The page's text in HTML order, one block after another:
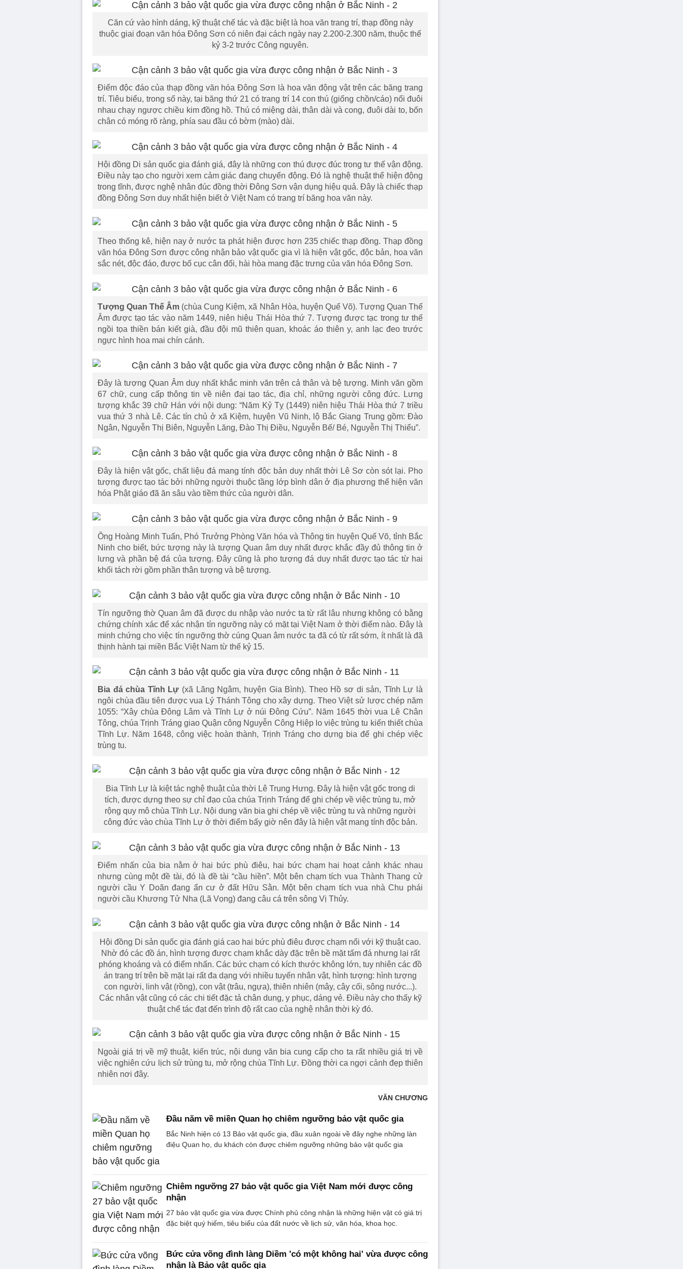
Căn cứ vào hình dáng, kỹ thuật chế tác và đặc biệt là hoa văn trang trí, thạp đồng này
thuộc giai đoạn văn hóa Đông Sơn có niên đại cách ngày nay 2.200-2.300 năm, thuộc thế
kỷ 3-2 trước Công nguyên.
Điểm độc đáo của thạp đồng văn hóa Đông Sơn là hoa văn động vật trên các băng trang
trí. Tiêu biểu, trong số này, tại băng thứ 21 có trang trí 14 con thú (giống chồn/cáo) nối đuôi
nhau chạy ngược chiều kim đồng hồ. Thú có miệng dài, thân dài và cong, đuôi dài to, bốn
chân có móng rõ ràng, phía sau đầu có bờm (mào) dài.
Hội đồng Di sản quốc gia đánh giá, đây là những con thú được đúc trong tư thế vận động.
Điều này tạo cho người xem cảm giác đang chuyển động. Đó là nghệ thuật thể hiện động
trong tĩnh, được nghệ nhân đúc đồng thời Đông Sơn vận dụng hiệu quả. Đây là chiếc thạp
đồng Đông Sơn duy nhất hiện biết ở Việt Nam có trang trí băng hoa văn này.
Theo thống kê, hiện nay ở nước ta phát hiện được hơn 235 chiếc thạp đồng. Thạp đồng
văn hóa Đông Sơn được công nhận bảo vật quốc gia vì là hiện vật gốc, độc bản, hoa văn
sắc nét, độc đáo, được bố cục cân đối, hài hòa mang đặc trưng của văn hóa Đông Sơn.
Tượng Quan Thế Âm (chùa Cung Kiệm, xã Nhân Hòa, huyện Quế Võ). Tượng Quan Thế
Âm được tạo tác vào năm 1449, niên hiệu Thái Hòa thứ 7. Tượng được tạc trong tư thế
ngồi tọa thiền bán kiết già, đầu đội mũ thiên quan, khoác áo thiên y, anh lạc đeo trước
ngực hình hoa mai chín cánh.
Đây là tượng Quan Âm duy nhất khắc minh văn trên cả thân và bệ tượng. Minh văn gồm
67 chữ, cung cấp thông tin về niên đại tạo tác, địa chỉ, những người công đức. Lưng
tượng khắc 39 chữ Hán với nội dung: “Năm Kỷ Tỵ (1449) niên hiệu Thái Hòa thứ 7 triều
vua thứ 3 nhà Lê. Các tín chủ ở xã Kiệm, huyện Vũ Ninh, lộ Bắc Giang Trung gồm: Đào
Ngân, Nguyễn Thị Biên, Nguyễn Lăng, Đào Thị Điều, Nguyễn Bế/ Bé, Nguyễn Thị Thiểu”.
Đây là hiện vật gốc, chất liệu đá mang tính độc bản duy nhất thời Lê Sơ còn sót lại. Pho
tượng được tạo tác bởi những người thuộc tầng lớp bình dân ở địa phương thể hiện văn
hóa Phật giáo đã ăn sâu vào tiềm thức của người dân.
Ông Hoàng Minh Tuấn, Phó Trưởng Phòng Văn hóa và Thông tin huyện Quế Võ, tỉnh Bắc
Ninh cho biết, bức tượng này là tượng Quan âm duy nhất được khắc đầy đủ thông tin ở
lưng và phần bệ đá của tượng. Đây cũng là pho tượng đá duy nhất được tạo tác từ hai
khối tách rời gồm phần thân tượng và bệ tượng.
Tín ngưỡng thờ Quan âm đã được du nhập vào nước ta từ rất lâu nhưng không có bằng
chứng chính xác để xác nhận tín ngưỡng này có mặt tại Việt Nam ở thời điểm nào. Đây là
minh chứng cho việc tín ngưỡng thờ cúng Quan âm nước ta đã có từ rất sớm, ít nhất là đã
thịnh hành tại miền Bắc Việt Nam từ thế kỷ 15.
Bia đá chùa Tĩnh Lự (xã Lãng Ngâm, huyện Gia Bình). Theo Hồ sơ di sản, Tĩnh Lự là
ngôi chùa đầu tiên được vua Lý Thánh Tông cho xây dựng. Theo Việt sử lược chép năm
1055: “Xây chùa Đông Lâm và Tĩnh Lự ở núi Đông Cứu”. Năm 1645 thời vua Lê Chân
Tông, chúa Trịnh Tráng giao Quận công Nguyễn Công Hiệp lo việc trùng tu kiến thiết chùa
Tĩnh Lự. Năm 1648, công việc hoàn thành, Trịnh Tráng cho dựng bia để ghi chép việc
trùng tu.
Bia Tĩnh Lự là kiệt tác nghệ thuật của thời Lê Trung Hưng. Đây là hiện vật gốc trong di
tích, được dựng theo sự chỉ đạo của chúa Trịnh Tráng để ghi chép về việc trùng tu, mở
rộng quy mô chùa Tĩnh Lự. Nội dung văn bia ghi chép về việc trùng tu và những người
công đức vào chùa Tĩnh Lự ở thời điểm bấy giờ nên đây là hiện vật mang tính độc bản.
Điểm nhấn của bia nằm ở hai bức phù điêu, hai bức chạm hai hoạt cảnh khác nhau
nhưng cùng một đề tài, đó là đề tài “cầu hiền”. Một bên chạm tích vua Thành Thang cử
người cầu Y Doãn đang ẩn cư ở đất Hữu Sằn. Một bên chạm tích vua nhà Chu phái
người cầu Khương Tử Nha (Lã Vọng) đang câu cá trên sông Vị Thủy.
Hội đồng Di sản quốc gia đánh giá cao hai bức phù điêu được chạm nổi với kỹ thuật cao.
Nhờ đó các đồ án, hình tượng được chạm khắc dày đặc trên bề mặt tấm đá nhưng lại rất
phóng khoáng và có điểm nhấn. Các bức chạm có kích thước không lớn, tuy nhiên các đồ
án trang trí trên bề mặt lại rất đa dạng với nhiều tuyến nhân vật, hình tượng: hình tượng
con người, linh vật (rồng), con vật (trâu, ngựa), thiên nhiên (mây, cây cối, sông nước...).
Các nhân vật cũng có các chi tiết đặc tả chân dung, y phục, dáng vẻ. Điều này cho thấy kỹ
thuật chế tác đạt đến trình độ rất cao của nghệ nhân thời kỳ đó.
Ngoài giá trị về mỹ thuật, kiến trúc, nội dung văn bia cung cấp cho ta rất nhiều giá trị về
việc nghiên cứu lịch sử trùng tu, mở rộng chùa Tĩnh Lự. Đồng thời ca ngợi cảnh đẹp thiên
nhiên nơi đây.
VĂN CHƯƠNG
Đầu năm về miền Quan họ chiêm ngưỡng bảo vật quốc gia
Bắc Ninh hiện có 13 Bảo vật quốc gia, đầu xuân ngoài về đây nghe những làn
điệu Quan họ, du khách còn được chiêm ngưỡng những bảo vật quốc gia
Chiêm ngưỡng 27 bảo vật quốc gia Việt Nam mới được công
nhận
27 bảo vật quốc gia vừa được Chính phủ công nhận là những hiện vật có giá trị
đặc biệt quý hiếm, tiêu biểu của đất nước về lịch sử, văn hóa, khoa học.
Bức cửa võng đình làng Diềm 'có một không hai' vừa được công
nhận là Bảo vật quốc gia